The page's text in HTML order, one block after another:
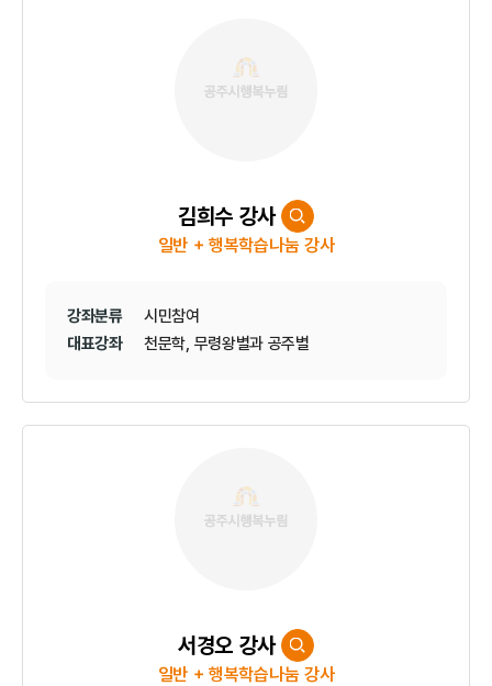
김희수 강사
일반 + 행복학습나눔 강사
강좌분류
시민참여
대표강좌
천문학, 무령왕별과 공주별
서경오 강사
일반 + 행복학습나눔 강사